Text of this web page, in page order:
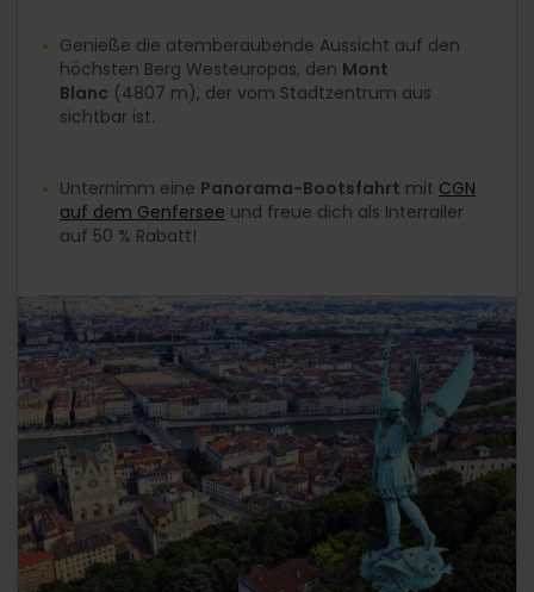
Genieße die atemberaubende Aussicht auf den
höchsten Berg Westeuropas, den Mont
Blanc (4807 m), der vom Stadtzentrum aus
sichtbar ist.
Unternimm eine Panorama-Bootsfahrt mit CGN
auf dem Genfersee und freue dich als Interrailer
auf 50 % Rabatt!